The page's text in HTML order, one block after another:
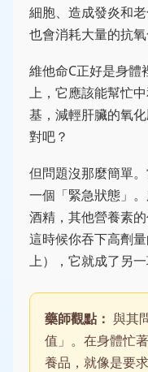
細胞、造成發炎和
也會消耗大量的抗氧
維他命C正好是身體
上，它應該能幫忙
基，減輕肝臟的氧
對吧？
但問題沒那麼簡單
一個「緊急狀態」
酒精，其他營養素
這時候你吞下高劑
上），它就成了另
藥師觀點： 與其
值」。在身體忙
養品，就像是要